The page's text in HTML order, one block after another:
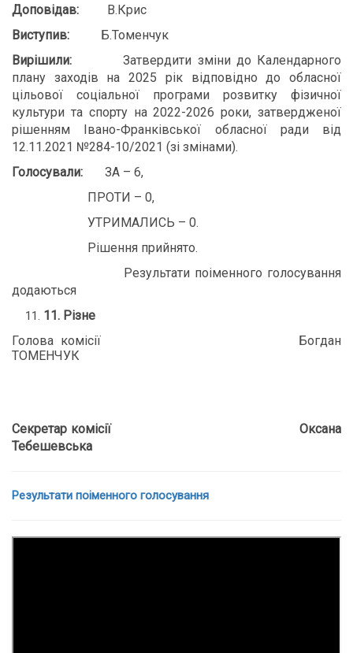
Доповідав: В.Крис
Виступив: Б.Томенчук
Вирішили: Затвердити зміни до Календарного
плану заходів на 2025 рік відповідно до обласної
цільової соціальної програми розвитку фізичної
культури та спорту на 2022-2026 роки, затвердженої
рішенням Івано-Франківської обласної ради від
12.11.2021 №284-10/2021 (зі змінами).
Голосували: ЗА – 6,
ПРОТИ – 0,
УТРИМАЛИСЬ – 0.
Рішення прийнято.
Результати поіменного голосування
додаються
11. Різне
Голова комісії Богдан
ТОМЕНЧУК
Секретар комісії Оксана
Тебешевська
Результати поіменного голосування